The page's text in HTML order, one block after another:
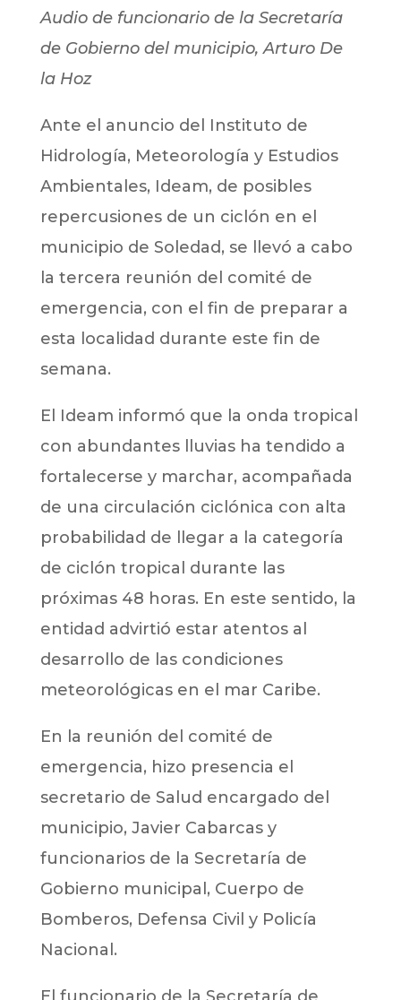
Audio de funcionario de la Secretaría
de Gobierno del municipio, Arturo De
la Hoz
Ante el anuncio del Instituto de
Hidrología, Meteorología y Estudios
Ambientales, Ideam, de posibles
repercusiones de un ciclón en el
municipio de Soledad, se llevó a cabo
la tercera reunión del comité de
emergencia, con el fin de preparar a
esta localidad durante este fin de
semana.
El Ideam informó que la onda tropical
con abundantes lluvias ha tendido a
fortalecerse y marchar, acompañada
de una circulación ciclónica con alta
probabilidad de llegar a la categoría
de ciclón tropical durante las
próximas 48 horas. En este sentido, la
entidad advirtió estar atentos al
desarrollo de las condiciones
meteorológicas en el mar Caribe.
En la reunión del comité de
emergencia, hizo presencia el
secretario de Salud encargado del
municipio, Javier Cabarcas y
funcionarios de la Secretaría de
Gobierno municipal, Cuerpo de
Bomberos, Defensa Civil y Policía
Nacional.